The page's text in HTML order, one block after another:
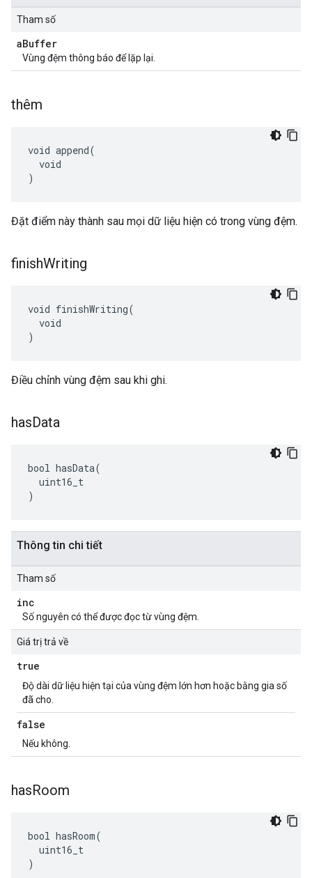
Tham số
aBuffer
Vùng đệm thông báo để lặp lại.
thêm
void append(
  void
)
Đặt điểm này thành sau mọi dữ liệu hiện có trong vùng đệm.
finishWriting
void finishWriting(
  void
)
Điều chỉnh vùng đệm sau khi ghi.
hasData
bool hasData(
  uint16_t
)
Thông tin chi tiết
Tham số
inc
Số nguyên có thể được đọc từ vùng đệm.
Giá trị trả về
true
Độ dài dữ liệu hiện tại của vùng đệm lớn hơn hoặc bằng gia số
đã cho.
false
Nếu không.
hasRoom
bool hasRoom(
  uint16_t
)